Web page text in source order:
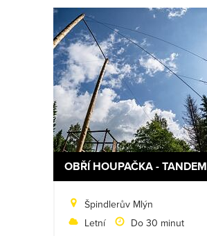
OBŘÍ HOUPAČKA - TANDEM
Špindlerův Mlýn
Letní
Do 30 minut